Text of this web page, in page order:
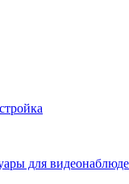
для